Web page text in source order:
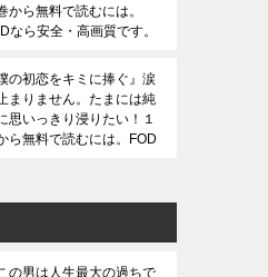
から無料で読むには。
なら安全・高画質です。
僕の初恋をキミに捧ぐ』涙
まりません。たまには純
思いっきり浸りたい！１
ら無料で読むには。FOD
この男は人生最大の過ちで